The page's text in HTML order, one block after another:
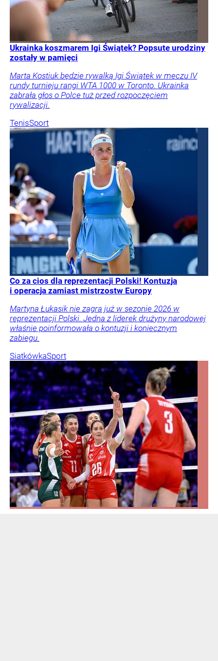
Ukrainka koszmarem Igi Świątek? Popsute urodziny
zostały w pamięci
Marta Kostiuk będzie rywalką Igi Świątek w meczu IV
rundy turnieju rangi WTA 1000 w Toronto. Ukrainka
zabrała głos o Polce tuż przed rozpoczęciem
rywalizacji.
TenisSport
Co za cios dla reprezentacji Polski! Kontuzja
i operacja zamiast mistrzostw Europy
Martyna Łukasik nie zagra już w sezonie 2026 w
reprezentacji Polski. Jedna z liderek drużyny narodowej
właśnie poinformowała o kontuzji i koniecznym
zabiegu.
SiatkówkaSport